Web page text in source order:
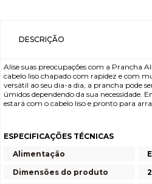
DESCRIÇÃO
Alise suas preocupações com a Prancha
cabelo liso chapado com rapidez e com
versátil ao seu dia-a dia, a prancha pode
úmidos dependendo da sua necessidade.
estará com o cabelo liso e pronto para
ESPECIFICAÇÕES TÉCNICAS
Alimentação
Dimensões do produto